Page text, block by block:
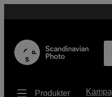
Produkter